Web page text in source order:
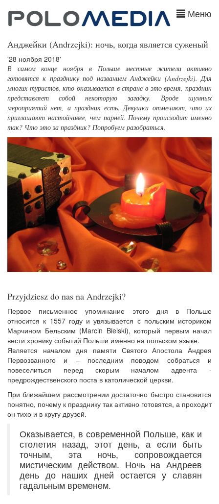
Меню
Анджейки (Andrzejki): ночь, когда является суженый
'28 ноября 2018'
В самом конце ноября в Польше местные жители активно
готовятся к празднику под названием Анджейки (Andrzejki). Для
многих туристов, кто оказывается в стране в это время, праздник
представляет собой некоторую загадку. Вроде шумных
мероприятий нет, а праздник есть. Девушки отмечают, что их
приглашают настойчивее, чем парней. Почему происходит именно
так? Что это за праздник? Попробуем разобраться.
Przyjdziesz do nas na Andrzejki?
Первое письменное упоминание этого дня в Польше
относится к 1557 году и увязывается с польским историком
Марчином Бельским (Marcin Bielski), который первым начал
вести хронику событий Польши именно на польском языке.
Является началом дня памяти Святого Апостола Андрея
Первозванного и – последним поводом собраться и
повеселиться перед скорым началом адвента -
предрождественского поста в католической церкви.
При ближайшем рассмотрении достаточно быстро становится
понятно, почему к празднику так активно готовятся, а проходит
он тихо и в кругу друзей.
Оказывается, в современной Польше, как и
столетия назад, этот день, а если быть
точным, эта ночь, сопровождается
мистическим действом. Ночь на Андреев
день до наших дней остается у славян
гадальным временем.